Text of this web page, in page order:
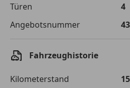
Einberechnete Gebühren
€ 0,-
Effektivzinsatz
Sollzinssatz
Monatliche Rate €
Türen
4
Angebotsnummer
Fahrzeughistorie
Kilometerstand